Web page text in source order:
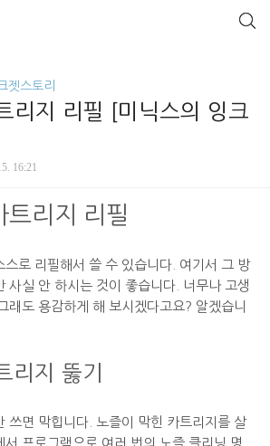
젯스토리
리지 리필 [미닉스의 잉크
16:21
트리지 리필
스로 리필해서 쓸 수 있습니다. 여기서 그 방
사실 안 하시는 것이 좋습니다. 너무나 고생
래도 용감하게 해 보시겠다고요? 알겠습니
리지 뚫기
쓰면 막힙니다. 노즐이 막힌 카트리지를 살
서 프로그램으로 여러 번의 노즐 클리닝 명